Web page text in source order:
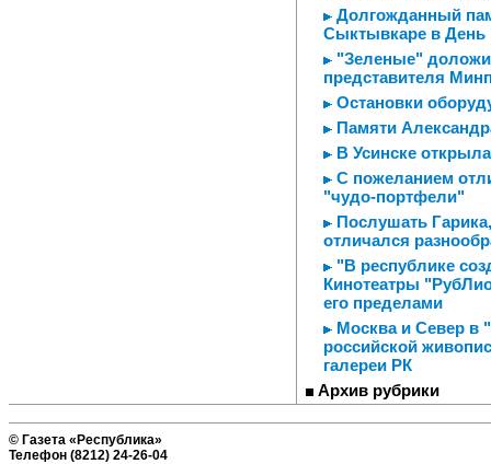
Долгожданный
Сыктывкаре в День
"Зеленые"
представителя
Остановки
Памяти
В Усинске
С пожеланием
"чудо-портфели"
Послушать
отличался
"В республике
Кинотеатры
его пределами
Москва и Север в
российской
галереи РК
Архив рубрики
© Газета «Республика»
Телефон (8212) 24-26-04